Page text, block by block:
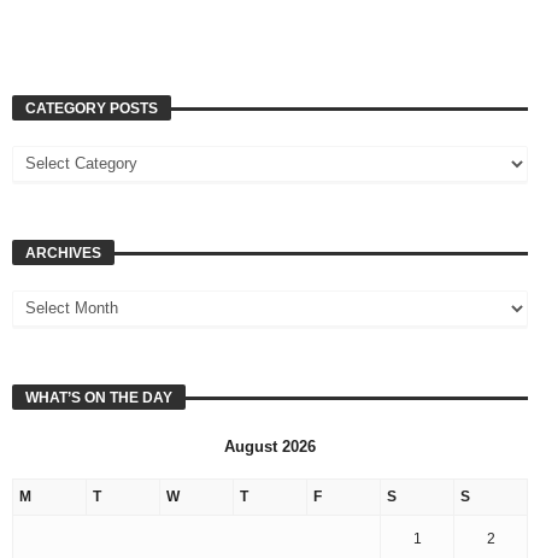
CATEGORY POSTS
ARCHIVES
WHAT’S ON THE DAY
August 2026
M T W T F S S
1 2